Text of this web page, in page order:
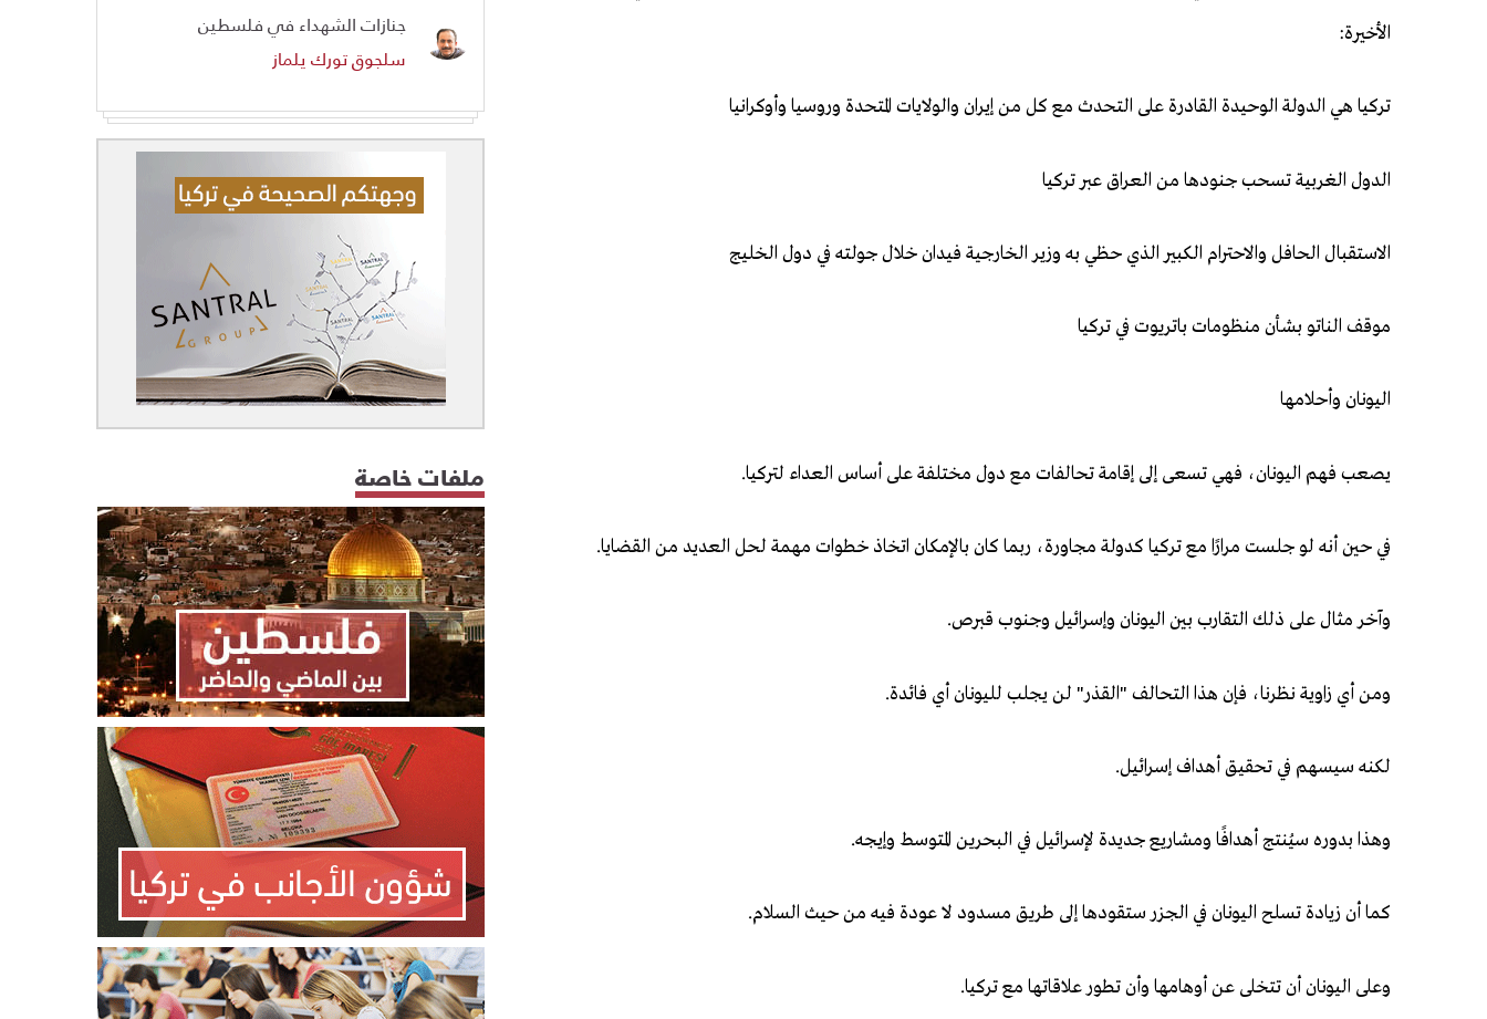
الأخيرة:
تركيا هي الدولة الوحيدة القادرة على التحدث مع كل من إيران والولايات المتحدة وروسيا وأوكرانيا
الدول الغربية تسحب جنودها من العراق عبر تركيا
الاستقبال الحافل والاحترام الكبير الذي حظي به وزير الخارجية فيدان خلال جولته في دول الخليج
موقف الناتو بشأن منظومات باتريوت في تركيا
اليونان وأحلامها
يصعب فهم اليونان، فهي تسعى إلى إقامة تحالفات مع دول مختلفة على أساس العداء لتركيا.
في حين أنه لو جلست مرارًا مع تركيا كدولة مجاورة، ربما كان بالإمكان اتخاذ خطوات مهمة لحل العديد من القضايا.
وآخر مثال على ذلك التقارب بين اليونان وإسرائيل وجنوب قبرص.
ومن أي زاوية نظرنا، فإن هذا التحالف "القذر" لن يجلب لليونان أي فائدة.
لكنه سيسهم في تحقيق أهداف إسرائيل.
وهذا بدوره سيُنتج أهدافًا ومشاريع جديدة لإسرائيل في البحرين المتوسط وإيجه.
كما أن زيادة تسلح اليونان في الجزر ستقودها إلى طريق مسدود لا عودة فيه من حيث السلام.
وعلى اليونان أن تتخلى عن أوهامها وأن تطور علاقاتها مع تركيا.
جنازات الشهداء في فلسطين
سلجوق تورك يلماز
ملفات خاصة